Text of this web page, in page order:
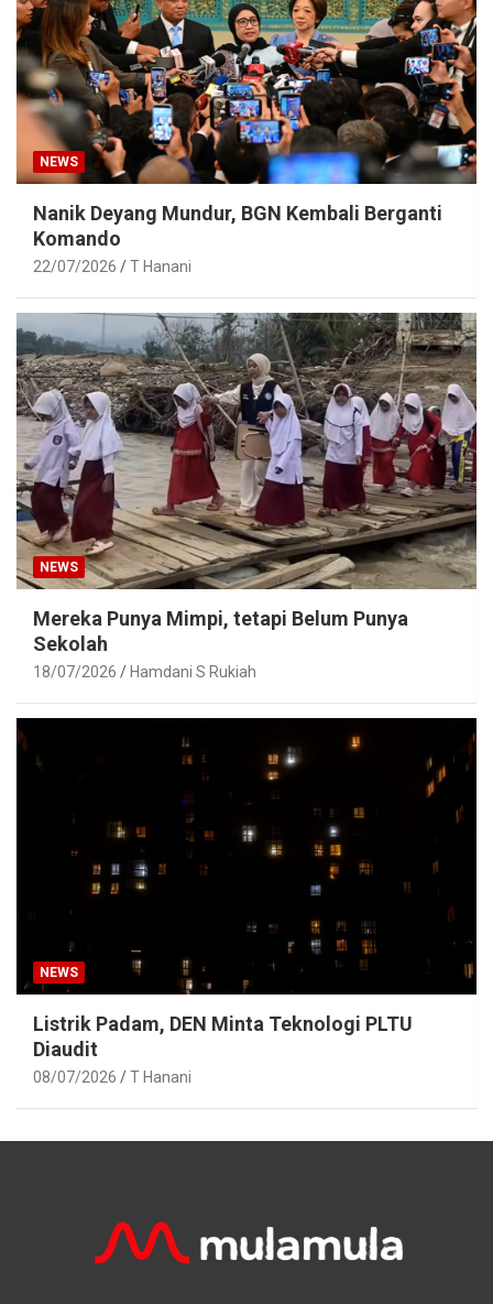
NEWS
Nanik Deyang Mundur, BGN Kembali Berganti
Komando
22/07/2026 T Hanani
NEWS
Mereka Punya Mimpi, tetapi Belum Punya
Sekolah
18/07/2026 Hamdani S Rukiah
NEWS
Listrik Padam, DEN Minta Teknologi PLTU
Diaudit
08/07/2026 T Hanani